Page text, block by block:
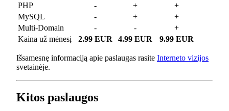
PHP
- +
+
MySQL
- +
+
Multi-Domain
- -
+
Kaina už mėnesį
2.99 EUR 4.99 EUR 9.99 EUR
Išsamesnę informaciją apie paslaugas rasite Interneto vizijos
svetainėje.
Kitos paslaugos